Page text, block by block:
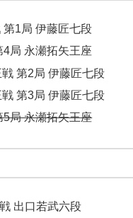
1局 伊藤匠七段
局 永瀬拓矢王座
第2局 伊藤匠七段
第3局 伊藤匠七段
局 永瀬拓矢王座
出口若武六段